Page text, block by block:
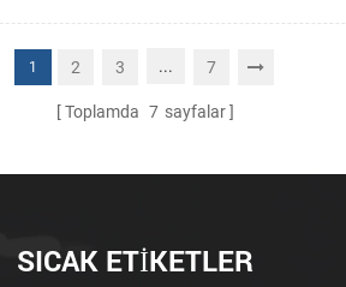
1 2 3 ... 7
Toplamda 7 sayfalar
SICAK ETIKETLER